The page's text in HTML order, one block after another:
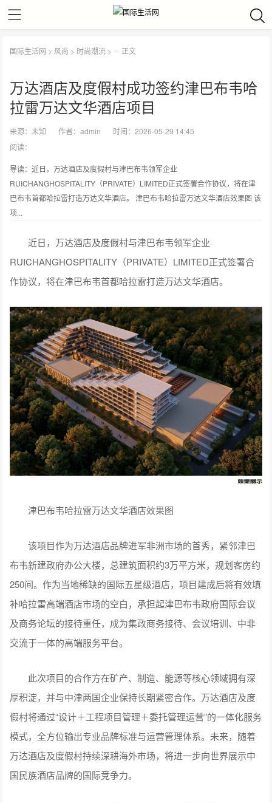
国际生活网 > 风尚 > 时尚潮流 > - 正文
万达酒店及度假村成功签约津巴布韦哈
拉雷万达文华酒店项目
来源：未知 作者：admin
时间：2026-05-29 14:45
阅读：
导读：近日，万达酒店及度假村与津巴布韦领军企业
RUICHANGHOSPITALITY（PRIVATE）LIMITED正式签署合作协议，将在津
巴布韦首都哈拉雷打造万达文华酒店。 津巴布韦哈拉雷万达文华酒店效果图 该
项...
近日，万达酒店及度假村与津巴布韦领军企业
RUICHANGHOSPITALITY（PRIVATE）LIMITED正式签署合
作协议，将在津巴布韦首都哈拉雷打造万达文华酒店。
津巴布韦哈拉雷万达文华酒店效果图
该项目作为万达酒店品牌进军非洲市场的首秀，紧邻津巴
布韦新建政府办公大楼，总建筑面积约3万平方米，规划客房约
250间。作为当地稀缺的国际五星级酒店，项目建成后将有效填
补哈拉雷高端酒店市场的空白，承担起津巴布韦政府国际会议
及商务论坛的接待重任，成为集政商务接待、会议培训、中非
交流于一体的高端服务平台。
此次项目的合作方在矿产、制造、能源等核心领域拥有深
厚积淀，并与中津两国企业保持长期紧密合作。万达酒店及度
假村将通过“设计＋工程项目管理＋委托管理运营”的一体化服务
模式，全方位输出专业品牌标准与运营管理体系。未来，随着
万达酒店及度假村持续深耕海外市场，将进一步向世界展示中
国民族酒店品牌的国际竞争力。